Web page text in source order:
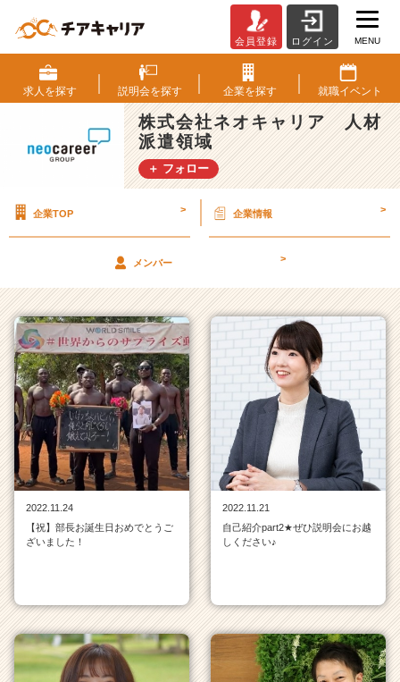
式
会
社
ネ
オ
キ
ャ
人
遣
領
域
の
タ
イ
ム
ラ
ン
一
ベ
ー・
成
長
会員登録 ログイン MENU
求人を探す 説明会を探す 企業を探す 就職イベント
株式会社ネオキャリア 人材
派遣領域
＋ フォロー
企業TOP > 企業情報 >
メンバー >
2022.11.24
【祝】部長お誕生日おめでとうご
ざいました！
2022.11.21
自己紹介part2★ぜひ説明会にお越
しください♪